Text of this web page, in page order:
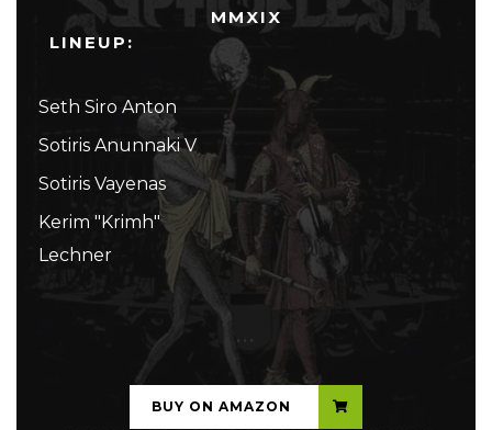
MMXIX
LINEUP:
Seth Siro Anton
Sotiris Anunnaki V
Sotiris Vayenas
Kerim "Krimh"
Lechner
BUY ON AMAZON